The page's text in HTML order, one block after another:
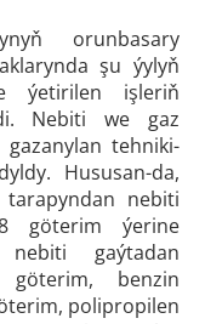
orunbasary
şu ýylyň
ýetirilen işleriň
Nebiti we gaz
tehniki-
Hususan-da,
tarapyndan nebiti
göterim ýerine
gaýtadan
göterim, benzin
polipropilen